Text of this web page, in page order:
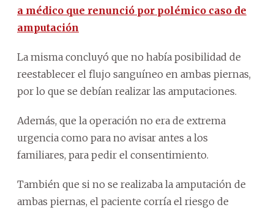
a médico que renunció por polémico caso de
amputación
La misma concluyó que no había posibilidad de
reestablecer el flujo sanguíneo en ambas piernas,
por lo que se debían realizar las amputaciones.
Además, que la operación no era de extrema
urgencia como para no avisar antes a los
familiares, para pedir el consentimiento.
También que si no se realizaba la amputación de
ambas piernas, el paciente corría el riesgo de